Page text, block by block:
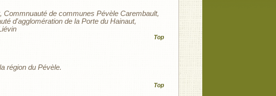
Commnuauté de communes Pévèle Carembault
d'agglomération de la Porte du Hainaut
Top
région du Pévèle.
Top